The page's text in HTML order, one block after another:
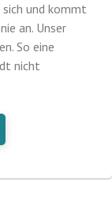
und kommt
an. Unser
So eine
nicht